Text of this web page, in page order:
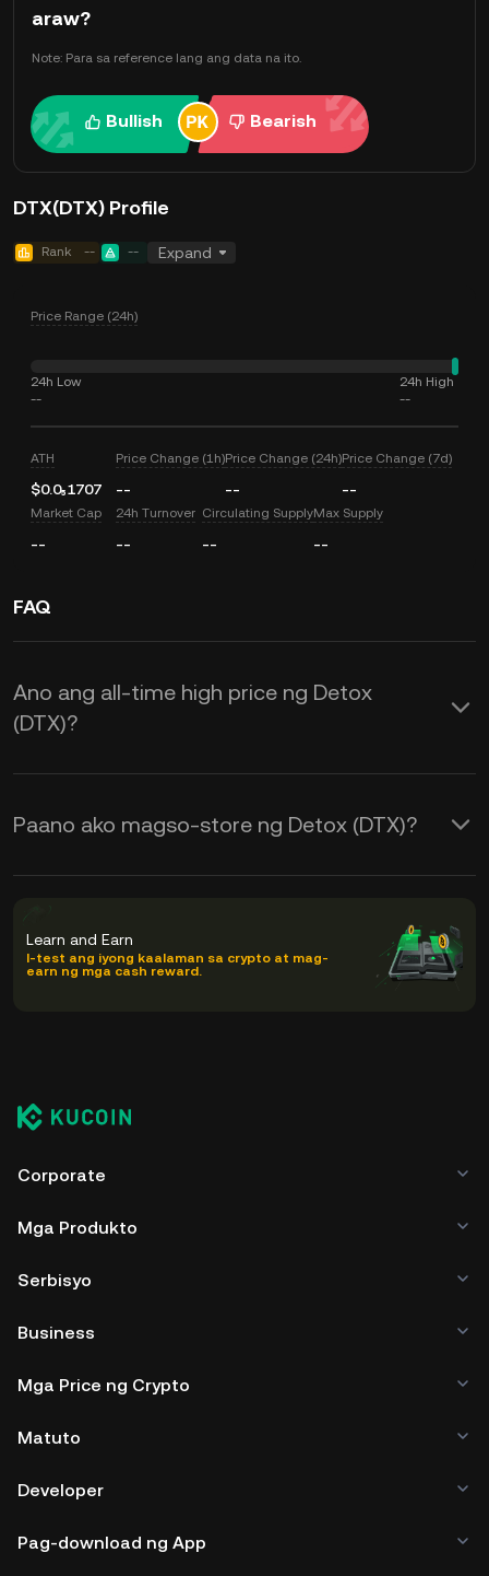
araw?
Note: Para sa reference lang ang data na ito.
Bullish Bearish
DTX(DTX) Profile
Rank -- -- Expand
Price Range (24h)
24h Low
--
24h High
--
ATH
$0.0₅1707
Price Change (1h)
--
Price Change (24h)
--
Price Change (7d)
--
Market Cap
--
24h Turnover
--
Circulating Supply
--
Max Supply
--
FAQ
Ano ang all-time high price ng Detox
(DTX)?
Paano ako magso-store ng Detox (DTX)?
Learn and Earn
I-test ang iyong kaalaman sa crypto at mag-
earn ng mga cash reward.
Corporate
Mga Produkto
Serbisyo
Business
Mga Price ng Crypto
Matuto
Developer
Pag-download ng App